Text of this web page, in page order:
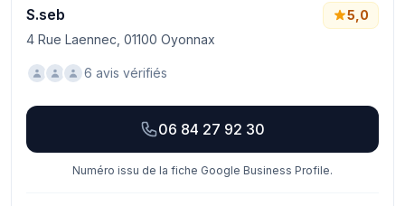
S.seb
4 Rue Laennec, 01100 Oyonnax
5,0
6 avis vérifiés
06 84 27 92 30
Numéro issu de la fiche Google Business Profile.